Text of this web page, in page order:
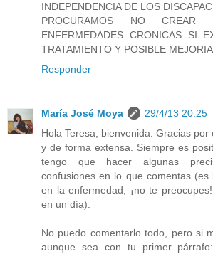
INDEPENDENCIA DE LOS
PROCURAMOS NO CREAR
ENFERMEDADES CRONICAS SI
TRATAMIENTO Y POSIBLE MEJORIA.
Responder
María José Moya
29/4/13 20:25
Hola Teresa, bienvenida. Gracias
y de forma extensa. Siempre es
tengo que hacer algunas
confusiones en lo que comentas
en la enfermedad, ¡no te
en un día).
No puedo comentarlo todo, pero si
aunque sea con tu primer